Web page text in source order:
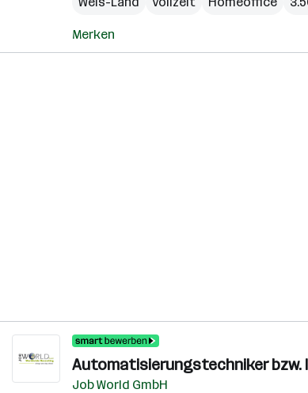
Merken
Automatisierungstechniker bzw.
Job World GmbH